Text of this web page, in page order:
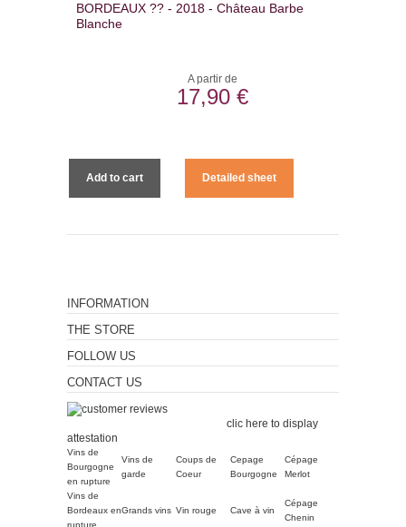
BORDEAUX ?? - 2018 - Château Barbe
Blanche
A partir de
17,90 €
Add to cart Detailed sheet
INFORMATION
THE STORE
FOLLOW US
CONTACT US
clic here to display
attestation
Vins de
Bourgogne
en rupture
Vins de
garde
Coups de
Coeur
Cepage
Bourgogne
Cépage
Merlot
Vins de
Bordeaux en
rupture
Grands vins Vin rouge Cave à vin
Cépage
Chenin